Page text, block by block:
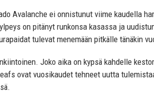
Avalanche ei onnistunut viime kaudella
on pitänyt runkonsa kasassa ja
tulevat menemään pitkälle tänäkin
Joko aika on kypsä kahdelle
ovat vuosikaudet tehneet uutta